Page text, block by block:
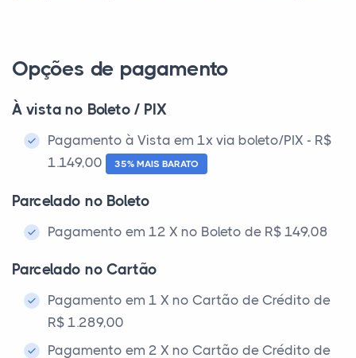
Opções de pagamento
À vista no Boleto / PIX
Pagamento à Vista em 1x via boleto/PIX - R$
1.149,00
35% MAIS BARATO
Parcelado no Boleto
Pagamento em 12 X no Boleto de R$ 149,08
Parcelado no Cartão
Pagamento em 1 X no Cartão de Crédito de
R$ 1.289,00
Pagamento em 2 X no Cartão de Crédito de